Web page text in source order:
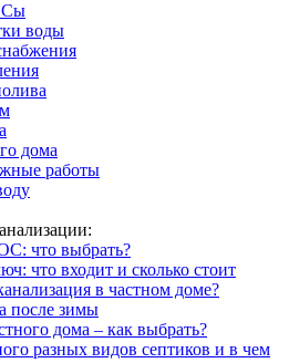
воды
дома
работы
что выбрать?
что входит и сколько стоит
в частном доме?
после зимы
дома – как выбрать?
разных видов септиков и в чем